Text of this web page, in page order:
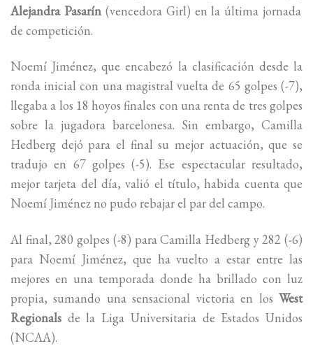
Alejandra Pasarín(vencedora Girl) en la última jornada
de competición.
Noemí Jiménez, que encabezó la clasificación desde la
ronda inicial con una magistral vuelta de 65 golpes (-7),
llegaba a los 18 hoyos finales con una renta de tres golpes
sobre la jugadora barcelonesa. Sin embargo, Camilla
Hedberg dejó para el final su mejor actuación, que se
tradujo en 67 golpes (-5). Ese espectacular resultado,
mejor tarjeta del día, valió el título, habida cuenta que
Noemí Jiménez no pudo rebajar el par del campo.
Al final, 280 golpes (-8) para Camilla Hedberg y 282 (-6)
para Noemí Jiménez, que ha vuelto a estar entre las
mejores en una temporada donde ha brillado con luz
propia, sumando una sensacional victoria en los West
Regionals de la Liga Universitaria de Estados Unidos
(NCAA).